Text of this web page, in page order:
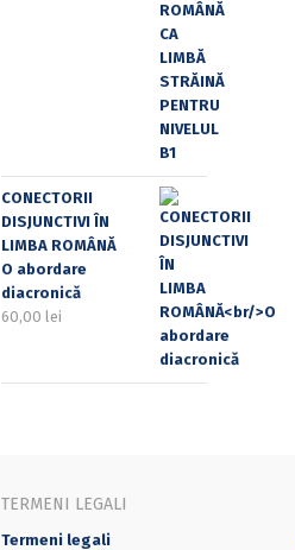
CONECTORII
DISJUNCTIVI ÎN
LIMBA ROMÂNĂ
O abordare
diacronică
60,00 lei
TERMENI LEGALI
Termeni legali